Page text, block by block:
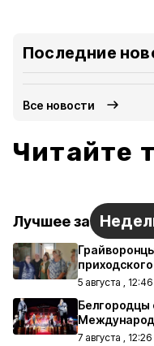
Последние
Все новости
Читайте
Лучшее за
5 августа , 12:46
Белгородцы
7 августа , 12:26